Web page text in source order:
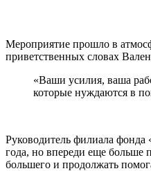
Мероприятие прошло в
приветственных словах
«Ваши усилия, ваша
которые нуждаются в
Руководитель филиала фонда
года, но впереди еще больше
большего и продолжать